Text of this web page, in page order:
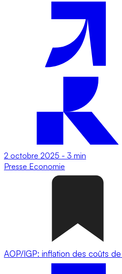
2 octobre 2025 - 3 min
Presse Economie
AOP/IGP: inflation des coûts